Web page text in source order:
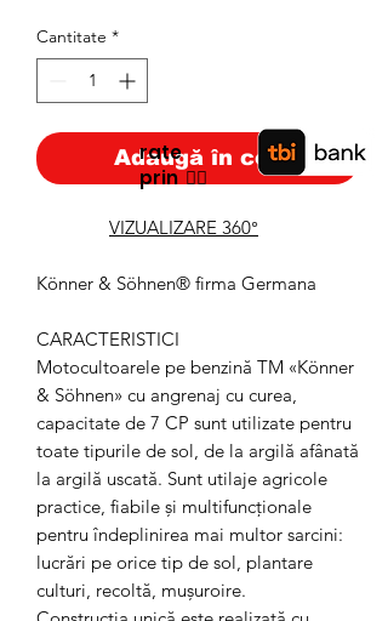
Cantitate *
Adaugă în coș
VIZUALIZARE 360°
Könner & Söhnen® firma Germana
CARACTERISTICI
Motocultoarele pe benzină TM «Könner
& Söhnen» cu angrenaj cu curea,
capacitate de 7 CP sunt utilizate pentru
toate tipurile de sol, de la argilă afânată
la argilă uscată. Sunt utilaje agricole
practice, fiabile și multifuncționale
pentru îndeplinirea mai multor sarcini:
lucrări pe orice tip de sol, plantare
culturi, recoltă, mușuroire.
rate
prin👉🏿